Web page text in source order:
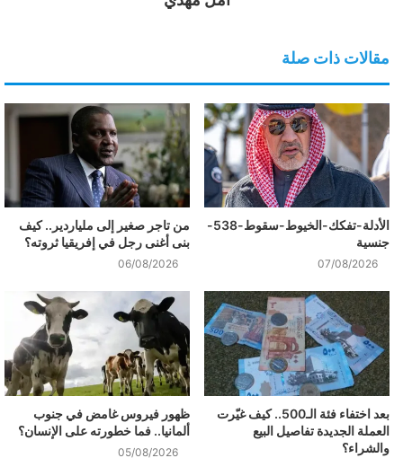
مقالات ذات صلة
الأدلة-تفكك-الخيوط-سقوط-538-
جنسية
07/08/2026
من تاجر صغير إلى ملياردير.. كيف
بنى أغنى رجل في إفريقيا ثروته؟
06/08/2026
بعد اختفاء فئة الـ500.. كيف غيّرت
العملة الجديدة تفاصيل البيع
والشراء؟
ظهور فيروس غامض في جنوب
ألمانيا.. فما خطورته على الإنسان؟
05/08/2026